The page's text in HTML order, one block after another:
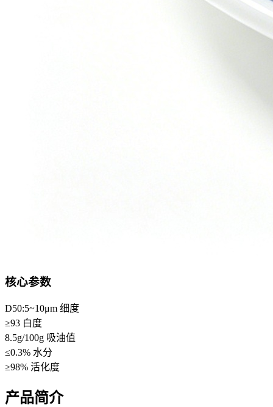
核心参数
D50:5~10μm 细度
≥93 白度
8.5g/100g 吸油值
≤0.3% 水分
≥98% 活化度
产品简介